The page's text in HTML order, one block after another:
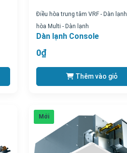
Điều hòa trung tâm VRF - Dàn lạnh
hòa Multi - Dàn lạnh
Dàn lạnh Console
0₫
Thêm vào giỏ
Mới